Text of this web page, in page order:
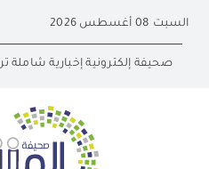
content
السبت 08 أغسطس 2026
صحيفة إلكترونية إخبارية شاملة